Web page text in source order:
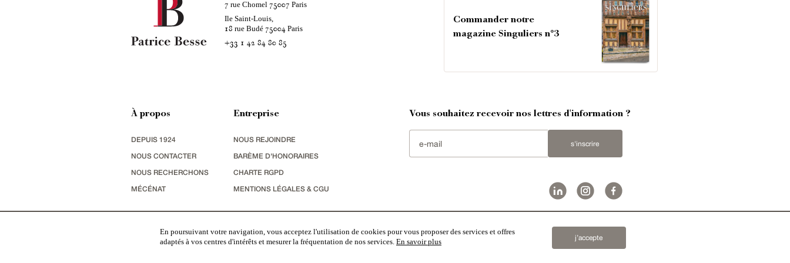
7 rue Chomel 75007 Paris
Ile Saint-Louis,
18 rue Budé 75004Paris
+33 1 42 84 80 85
Commander notre
magazine Singuliers n°3
À propos
DEPUIS 1924
NOUS CONTACTER
NOUS RECHERCHONS
MÉCÉNAT
Entreprise
NOUS REJOINDRE
BARÈME D'HONORAIRES
CHARTE RGPD
MENTIONS LÉGALES & CGU
Vous souhaitez recevoir nos lettres d'information ?
s'inscrire
demeures & maisons,hôtels particuliers,maisons en ville
appartements,Architecture du 20ème S., monuments historiques ,édifices religieux,chasses, ruines,moulins ,mas & corps de ferme,maisons de village,chalets,bastides domaines viticoles
terres agricoles,biens avec vue sur mer, patrimoine industrielsélectionnés par chacun de nos responsables régionaux enrichissent régulièrement nos offres.
En poursuivant votre navigation, vous acceptez l'utilisation de cookies pour vous proposer des services et offres
adaptés à vos centres d'intérêts et mesurer la fréquentation de nos services. En savoir plus j’accepte